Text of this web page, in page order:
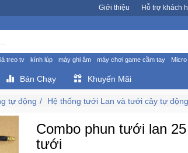
Giới thiệu Hỗ trợ khách
treo tv kính lúp máy ghi âm máy chơi game cầm tay
Bán Chạy Khuyến Mãi
tự động Hệ thống tưới Lan và tưới cây tự động
Combo phun tưới lan
tưới